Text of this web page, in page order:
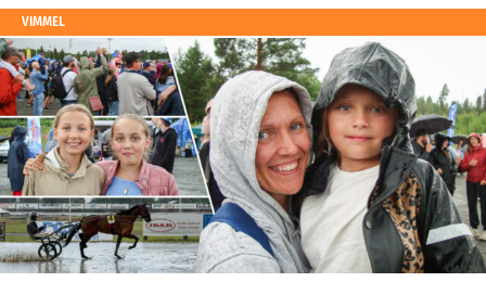
VIMMEL